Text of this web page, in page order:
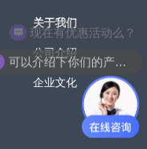
关于我们
公司介绍
企业文化
可以介绍下你们的产品么？
现在有优惠活动么？